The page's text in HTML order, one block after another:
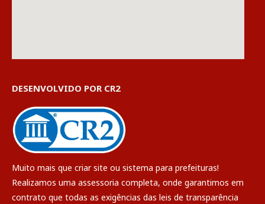
DESENVOLVIDO POR CR2
Muito mais que criar site ou sistema para prefeituras!
Realizamos uma assessoria completa, onde garantimos em
contrato que todas as exigências das leis de transparência